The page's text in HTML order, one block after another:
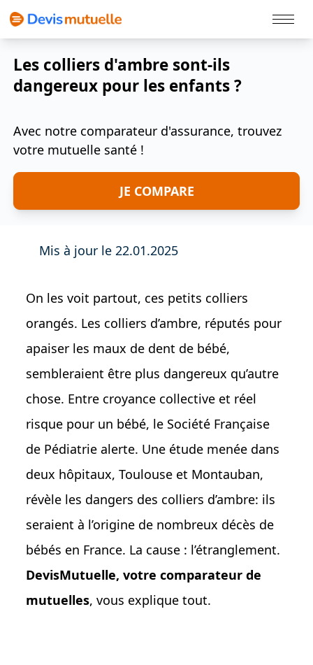
Les colliers d'ambre sont-ils
dangereux pour les enfants ?
Avec notre comparateur d'assurance, trouvez
votre mutuelle santé !
JE COMPARE
Mis à jour le 22.01.2025
On les voit partout, ces petits colliers
orangés. Les colliers d’ambre, réputés pour
apaiser les maux de dent de bébé,
sembleraient être plus dangereux qu’autre
chose. Entre croyance collective et réel
risque pour un bébé, le Société Française
de Pédiatrie alerte. Une étude menée dans
deux hôpitaux, Toulouse et Montauban,
révèle les dangers des colliers d’ambre: ils
seraient à l’origine de nombreux décès de
bébés en France. La cause : l’étranglement.
DevisMutuelle, votre comparateur de
mutuelles, vous explique tout.
Politique Cookies